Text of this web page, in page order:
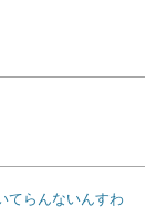
てらんないんすわ